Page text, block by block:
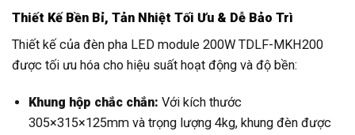
Thiết Kế Bền Bỉ, Tản Nhiệt Tối Ưu & Dễ Bảo Trì
Thiết kế của đèn pha LED module 200W TDLF-MKH200
được tối ưu hóa cho hiệu suất hoạt động và độ bền:
Khung hộp chắc chắn: Với kích thước
305×315×125mm và trọng lượng 4kg, khung đèn được